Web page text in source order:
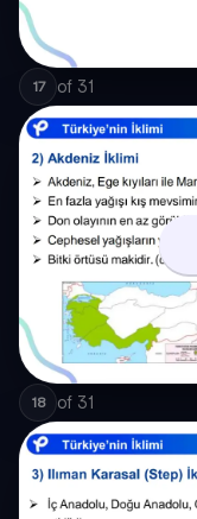
17 of 31
18 of 31